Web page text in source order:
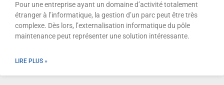
Pour une entreprise ayant un domaine d’activité totalement
étranger à l’informatique, la gestion d’un parc peut être très
complexe. Dès lors, l’externalisation informatique du pôle
maintenance peut représenter une solution intéressante.
LIRE PLUS »